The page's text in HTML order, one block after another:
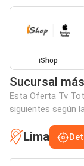
iShop
Sucursal
Esta Oferta Tv
siguientes según
Lima